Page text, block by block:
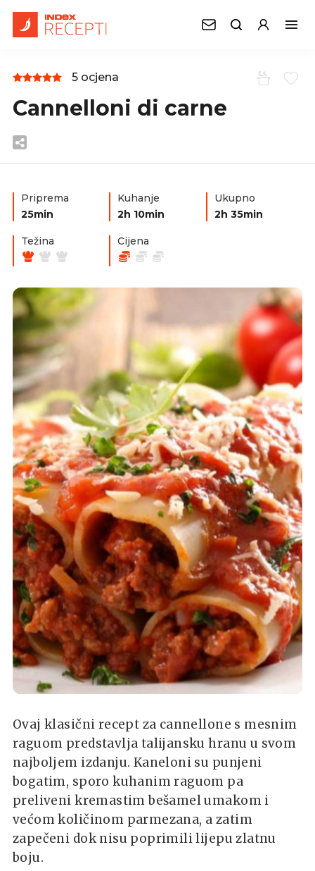
5 ocjena
Cannelloni di carne
Priprema
25min
Kuhanje
2h 10min
Ukupno
2h 35min
Težina Cijena
Ovaj klasični recept za cannellone s mesnim
raguom predstavlja talijansku hranu u svom
najboljem izdanju. Kaneloni su punjeni
bogatim, sporo kuhanim raguom pa
preliveni kremastim bešamel umakom i
većom količinom parmezana, a zatim
zapečeni dok nisu poprimili lijepu zlatnu
boju.